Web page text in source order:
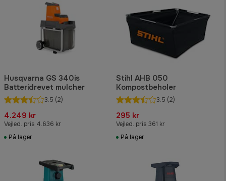
Husqvarna GS 340is
Batteridrevet mulcher
3.5 (2)
4.249 kr
Vejled. pris 4.636 kr
På lager
Stihl AHB 050
Kompostbeholer
3.5 (2)
295 kr
Vejled. pris 361 kr
På lager